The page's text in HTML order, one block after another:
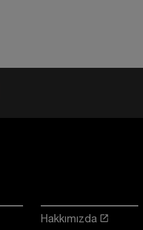
Hakkımızda